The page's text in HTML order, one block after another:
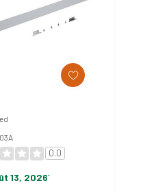
0.0
13, 2026*